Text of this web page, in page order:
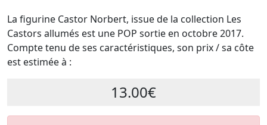
La figurine Castor Norbert, issue de la collection Les
Castors allumés est une POP sortie en octobre 2017.
Compte tenu de ses caractéristiques, son prix / sa côte
est estimée à :
13.00€